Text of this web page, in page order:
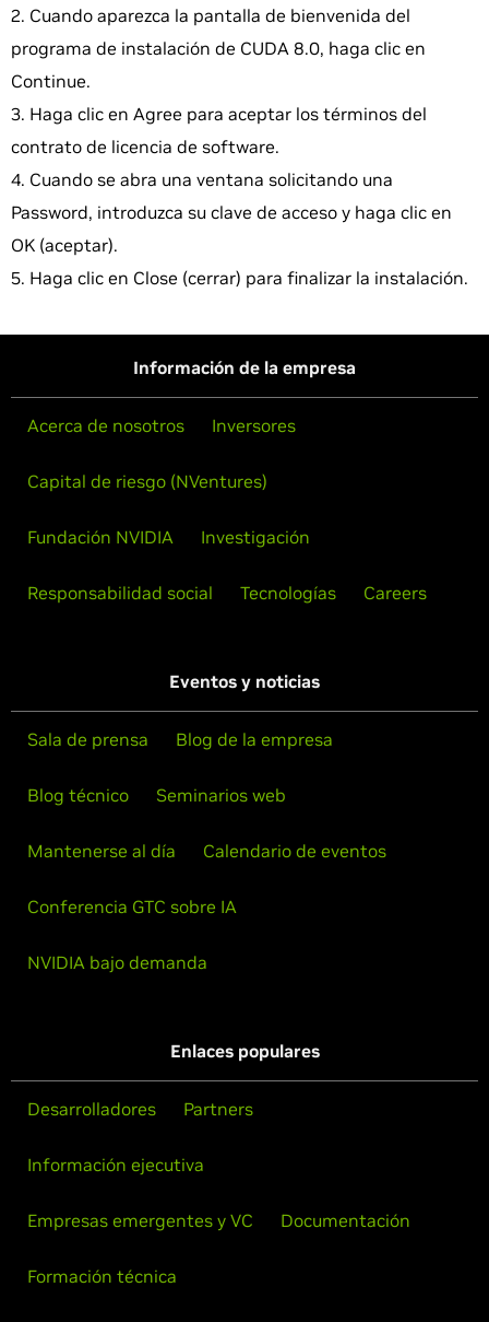
Cuando aparezca la pantalla de bienvenida del
programa de instalación de CUDA 8.0, haga clic en
Continue.
Haga clic en Agree para aceptar los términos del
contrato de licencia de software.
Cuando se abra una ventana solicitando una
Password, introduzca su clave de acceso y haga clic en
OK (aceptar).
Haga clic en Close (cerrar) para finalizar la instalación.
Información de la empresa
Acerca de nosotros Inversores
Capital de riesgo (NVentures)
Fundación NVIDIA Investigación
Responsabilidad social Tecnologías Careers
Eventos y noticias
Sala de prensa Blog de la empresa
Blog técnico Seminarios web
Mantenerse al día Calendario de eventos
Conferencia GTC sobre IA
NVIDIA bajo demanda
Enlaces populares
Desarrolladores Partners
Información ejecutiva
Empresas emergentes y VC Documentación
Formación técnica